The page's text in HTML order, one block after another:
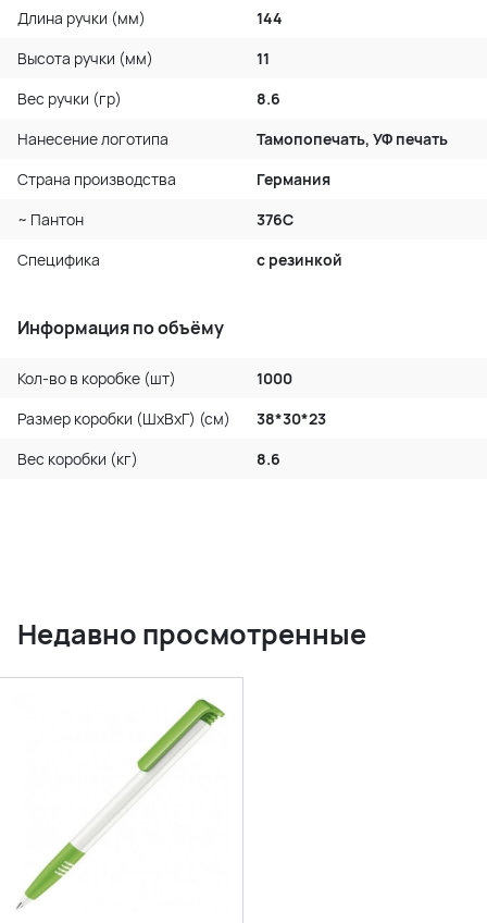
Длина ручки (мм)
144
Высота ручки (мм)
11
Вес ручки (гр)
8.6
Нанесение логотипа
Тамопопечать, УФ печать
Страна производства
Германия
~ Пантон
376C
Специфика
с резинкой
Информация по объёму
Кол-во в коробке (шт)
1000
Размер коробки (ШхВхГ) (см)
38*30*23
Вес коробки (кг)
8.6
Недавно просмотренные